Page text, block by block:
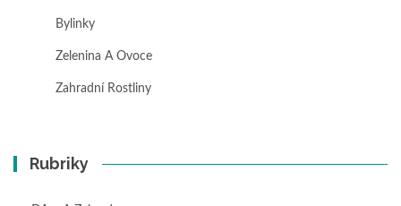
Bylinky
Zelenina A Ovoce
Zahradní Rostliny
Rubriky